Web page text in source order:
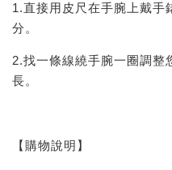
1.直接用皮尺在手腕上戴手
分。
2.找一條線繞手腕一圈調整
長。
【購物說明】